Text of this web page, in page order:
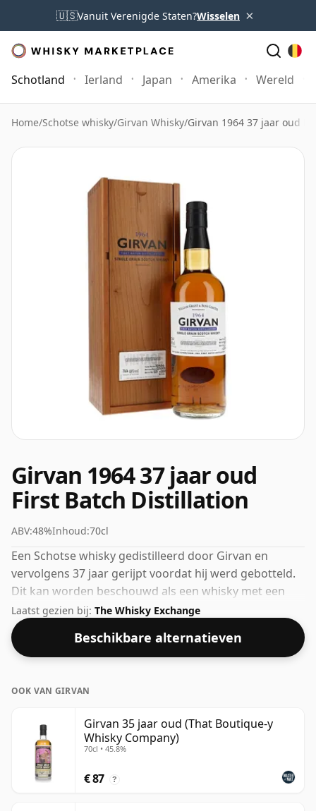
🇺🇸Vanuit Verenigde Staten?Wisselen ×
Schotland Ierland Japan Amerika Wereld
Home/Schotse whisky/Girvan Whisky/Girvan 1964 37 jaar oud
Girvan 1964 37 jaar oud
First Batch Distillation
ABV:48%Inhoud:70cl
Een Schotse whisky gedistilleerd door Girvan en
vervolgens 37 jaar gerijpt voordat hij werd gebotteld.
Dit kan worden beschouwd als een whisky met een
hogere sterkte, met een ABV van 48%. Wordt geleverd
in de reguliere bottelgrootte van 70cl.
Laatst gezien bij: The Whisky Exchange
Beschikbare alternatieven
OOK VAN GIRVAN
Girvan 35 jaar oud (That Boutique-y
Whisky Company)
70cl • 45.8%
€ 87 ?